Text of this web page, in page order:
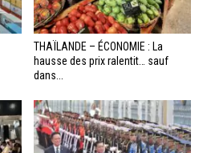
THAÏLANDE – ÉCONOMIE : La
hausse des prix ralentit… sauf
dans...